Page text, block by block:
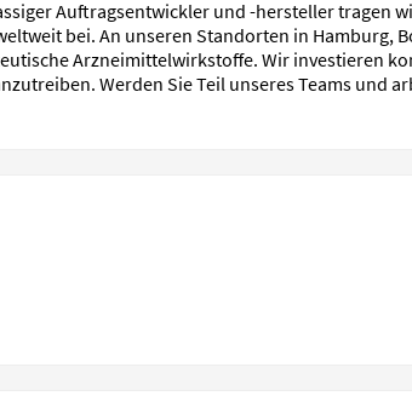
Auftrags­ent­wickler und -hersteller tragen
bei. An unseren Stand­orten in Hamburg,
Arznei­mittel­wirkstoffe. Wir inves­tieren
Werden Sie Teil unseres Teams und